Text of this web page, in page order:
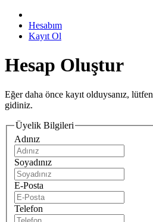
Hesabım
Kayıt Ol
Hesap Oluştur
Eğer daha önce kayıt olduysanız, lütfen
gidiniz.
Üyelik Bilgileri
Adınız
Soyadınız
E-Posta
Telefon